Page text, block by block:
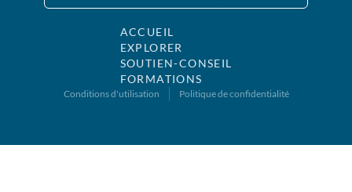
ACCUEIL
EXPLORER
SOUTIEN-CONSEIL
FORMATIONS
Conditions d'utilisation Politique de confidentialité